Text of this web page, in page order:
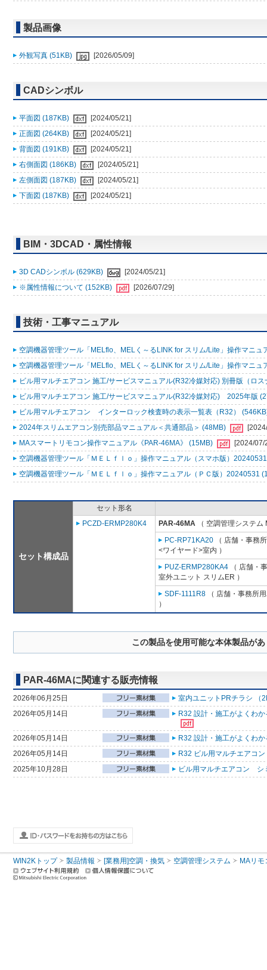
製品画像
外観写真 (51KB) [2026/05/09]
CADシンボル
平面図 (187KB)
[2024/05/21]
正面図 (264KB)
[2024/05/21]
背面図 (191KB)
[2024/05/21]
右側面図 (186KB)
[2024/05/21]
左側面図 (187KB)
[2024/05/21]
下面図 (187KB)
[2024/05/21]
BIM・3DCAD・属性情報
3D CADシンボル (629KB)
[2024/05/21]
※属性情報について (152KB)
[2026/07/29]
技術・工事マニュアル
空調機器管理ツール「MELflo、MELく～るLINK for スリム/Lite」操作マニュ
空調機器管理ツール「MELflo、MELく～るLINK for スリム/Lite」操作マニュ
ビル用マルチエアコン 施工/サービスマニュアル(R32冷媒対応) 別冊版（ロ
ビル用マルチエアコン 施工/サービスマニュアル(R32冷媒対応) 2025年版
ビル用マルチエアコン インターロック検査時の表示一覧表（R32）
2024年スリムエアコン別売部品マニュアル＜共通部品＞ (48MB)
MAスマートリモコン操作マニュアル《PAR-46MA》 (15MB)
[2024/07/
空調機器管理ツール「ＭＥＬｆｌｏ」操作マニュアル（スマホ版）
空調機器管理ツール「ＭＥＬｆｌｏ」操作マニュアル（ＰＣ版）20240531
セット構成品
セット形名
PCZD-ERMP280K4
PAR-46MA （ 空調管理システム
PC-RP71KA20 （ 店舗・事務
<ワイヤード>室内 ）
PUZ-ERMP280KA4 （ 店舗・
室外ユニット スリムER ）
SDF-1111R8 （ 店舗・事務所
）
この製品を使用可能な本体製品が
PAR-46MAに関連する販売情報
2026年06月25日
室内ユニットPRチラシ （
2026年05月14日
R32 設計・施工がよくわ
2026年05月14日
R32 設計・施工がよくわ
2026年05月14日
R32 ビル用マルチエアコ
2025年10月28日
ビル用マルチエアコン シ
WIN2Kトップ 製品情報 [業務用]空調・換気 空調管理システム MAリモ